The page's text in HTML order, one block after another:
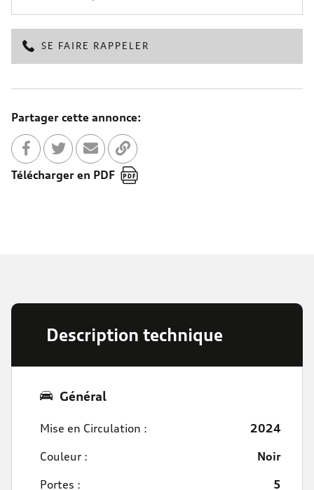
SE FAIRE RAPPELER
Partager cette annonce:
Partager sur Facebook
Partager sur Twitter
Envoyer à un ami
Copier dans le bloc-note
Télécharger en PDF
Description technique
Général
Mise en Circulation :
2024
Couleur :
Noir
Portes :
5